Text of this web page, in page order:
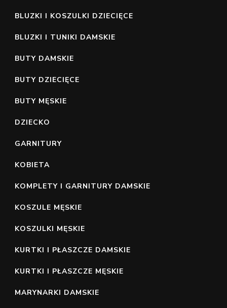
BLUZKI I KOSZULKI DZIECIĘCE
BLUZKI I TUNIKI DAMSKIE
BUTY DAMSKIE
BUTY DZIECIĘCE
BUTY MĘSKIE
DZIECKO
GARNITURY
KOBIETA
KOMPLETY I GARNITURY DAMSKIE
KOSZULE MĘSKIE
KOSZULKI MĘSKIE
KURTKI I PŁASZCZE DAMSKIE
KURTKI I PŁASZCZE MĘSKIE
MARYNARKI DAMSKIE